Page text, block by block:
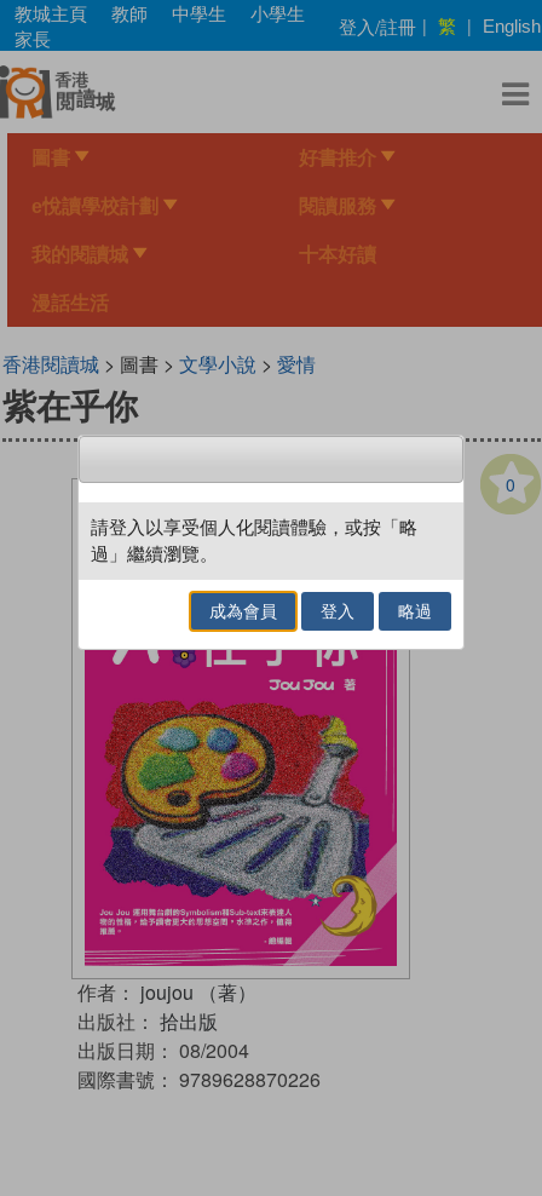
Skip
main
content
教城主頁 教師 中學生
小學生
家長
登入/註冊 | 繁 | English
圖書 好書推介
e悅讀學校計劃 閱讀服務
我的閱讀城 十本好讀
漫話生活
香港閱讀城> 圖書 > 文學小說 > 愛情
紫在乎你
0
作者： joujou （著）
出版社： 拾出版
出版日期： 08/2004
國際書號： 9789628870226
請登入以享受個人化閱讀體驗，或按「略
過」繼續瀏覽。
成為會員 登入 略過